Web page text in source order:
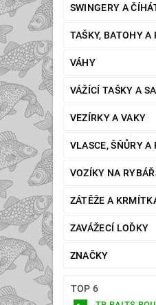
SWINGERY A
TAŠKY, BATOHY A
VÁHY
VÁŽÍCÍ TAŠKY A
VEZÍRKY A VAKY
VLASCE, ŠŇŮRY A
VOZÍKY NA
ZÁTĚŽE A
ZAVÁŽECÍ LOĎKY
ZNAČKY
TOP 6